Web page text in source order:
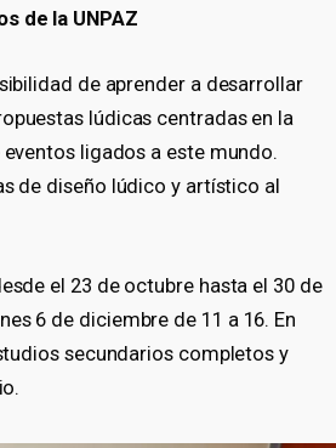
de la UNPAZ
de aprender a desarrollar
lúdicas centradas en la
ligados a este mundo.
de diseño lúdico y artístico al
el 23 de octubre hasta el 30 de
6 de diciembre de 11 a 16. En
secundarios completos y